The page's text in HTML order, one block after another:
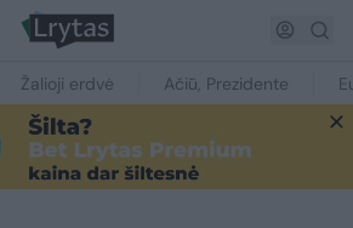
Žalioji erdvė Ačiū, Prezidente